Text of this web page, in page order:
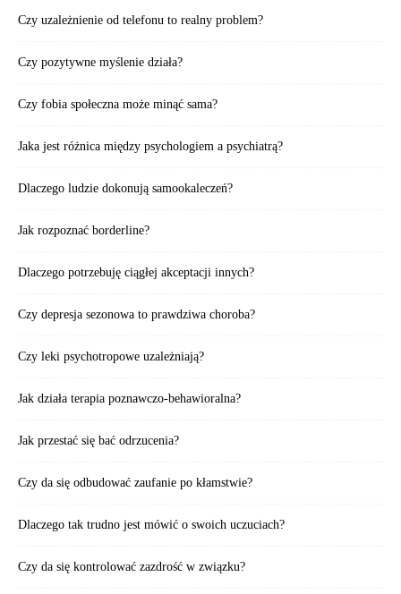
Czy uzależnienie od telefonu to realny problem?
Czy pozytywne myślenie działa?
Czy fobia społeczna może minąć sama?
Jaka jest różnica między psychologiem a psychiatrą?
Dlaczego ludzie dokonują samookaleczeń?
Jak rozpoznać borderline?
Dlaczego potrzebuję ciągłej akceptacji innych?
Czy depresja sezonowa to prawdziwa choroba?
Czy leki psychotropowe uzależniają?
Jak działa terapia poznawczo-behawioralna?
Jak przestać się bać odrzucenia?
Czy da się odbudować zaufanie po kłamstwie?
Dlaczego tak trudno jest mówić o swoich uczuciach?
Czy da się kontrolować zazdrość w związku?